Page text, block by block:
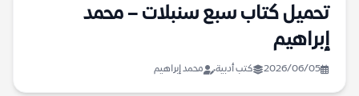
تحميل كتاب سبع سنبلات – محمد
إبراهيم
2026/06/05 كتب أدبية محمد إبراهيم